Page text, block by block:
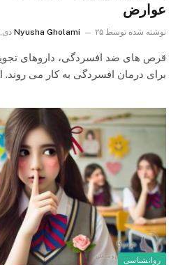
عوارض
نوشته شده توسط Nyusha Gholami ۲۵ دی, ۱۴۰۳
قرص های ضد افسردگی، داروهای
برای درمان افسردگی به کار می‌
روانشناسی